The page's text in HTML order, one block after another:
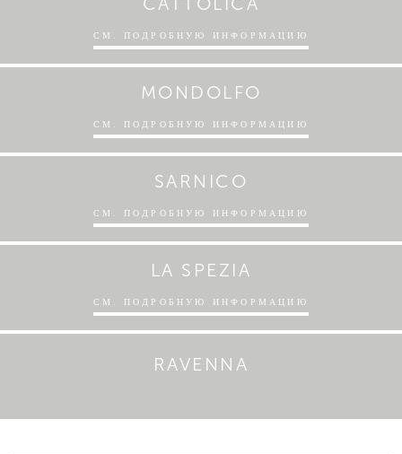
СМ. ПОДРОБНУЮ ИНФОРМАЦИЮ
MONDOLFO
СМ. ПОДРОБНУЮ ИНФОРМАЦИЮ
SARNICO
СМ. ПОДРОБНУЮ ИНФОРМАЦИЮ
LA SPEZIA
СМ. ПОДРОБНУЮ ИНФОРМАЦИЮ
RAVENNA